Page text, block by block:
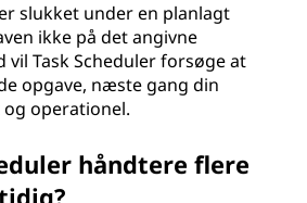
slukket under en planlagt
ikke på det angivne
Task Scheduler forsøge at
opgave, næste gang din
operationel.
håndtere flere